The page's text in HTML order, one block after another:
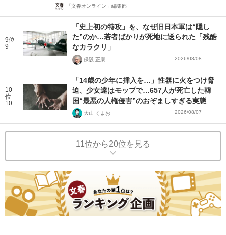
「文春オンライン」編集部
9位
9
「史上初の特攻」を、なぜ旧日本軍は“隠し
た”のか…若者ばかりが死地に送られた「残酷
なカラクリ」
保阪 正康 2026/08/08
10
位
10
「14歳の少年に挿入を…」性器に火をつけ脅
迫、少女達はモップで…657人が死亡した韓
国“最悪の人権侵害”のおぞましすぎる実態
大山 くまお 2026/08/07
11位から20位を見る